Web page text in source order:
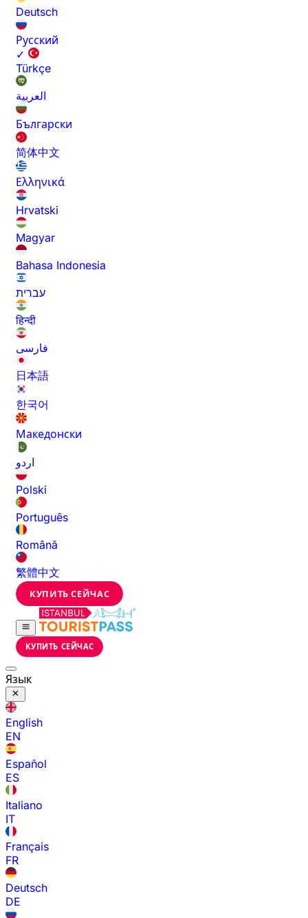
Deutsch
Русский
✓
Türkçe
العربية
Български
简体中文
Ελληνικά
Hrvatski
Magyar
Bahasa Indonesia
עברית
हिन्दी
فارسی
日本語
한국어
Македонски
اردو
Polski
Português
Română
繁體中文
КУПИТЬ СЕЙЧАС
КУПИТЬ СЕЙЧАС
Язык
English
EN
Español
ES
Italiano
IT
Français
FR
Deutsch
DE